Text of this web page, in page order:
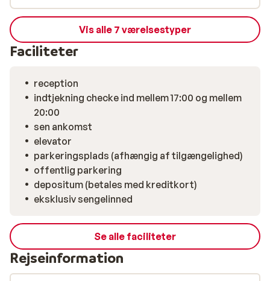
Vis alle 7 værelsestyper
Faciliteter
reception
indtjekning checke ind mellem 17:00 og mellem
20:00
sen ankomst
elevator
parkeringsplads (afhængig af tilgængelighed)
offentlig parkering
depositum (betales med kreditkort)
eksklusiv sengelinned
Se alle faciliteter
Rejseinformation